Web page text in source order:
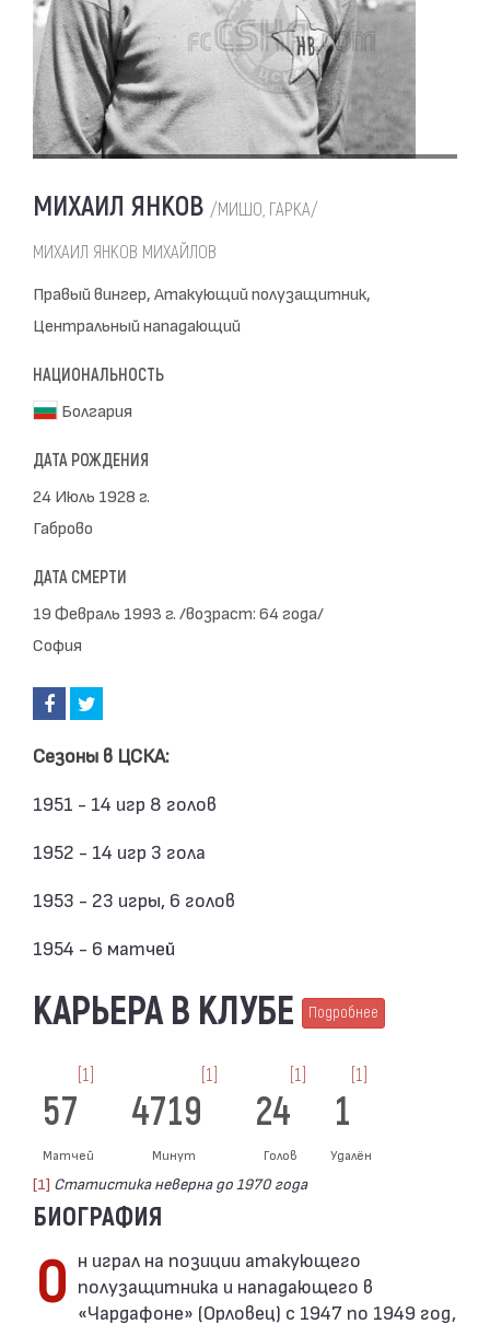
МИХАИЛ ЯНКОВ /МИШО, ГАРКА/
МИХАИЛ ЯНКОВ МИХАЙЛОВ
Правый вингер, Атакующий полузащитник,
Центральный нападающий
НАЦИОНАЛЬНОСТЬ
Болгария
ДАТА РОЖДЕНИЯ
24 Июль 1928 г.
Габрово
ДАТА СМЕРТИ
19 Февраль 1993 г. /возраст: 64 года/
София
Сезоны в ЦСКА:
1951 - 14 игр 8 голов
1952 - 14 игр 3 гола
1953 - 23 игры, 6 голов
1954 - 6 матчей
КАРЬЕРА В КЛУБЕ Подробнее
57
[1]
Матчей
4719
[1]
Минут
24
[1]
Голов
1
[1]
Удалён
[1] Статистика неверна до 1970 года
БИОГРАФИЯ
Он играл на позиции атакующего полузащитника и нападающего в
«Чардафоне» (Орловец) с 1947 по 1949 год,